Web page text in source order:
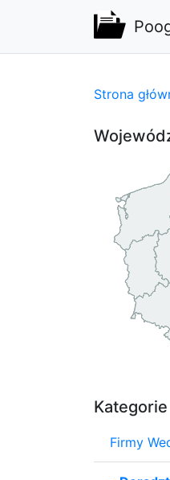
Strona
Kategorie
Firmy